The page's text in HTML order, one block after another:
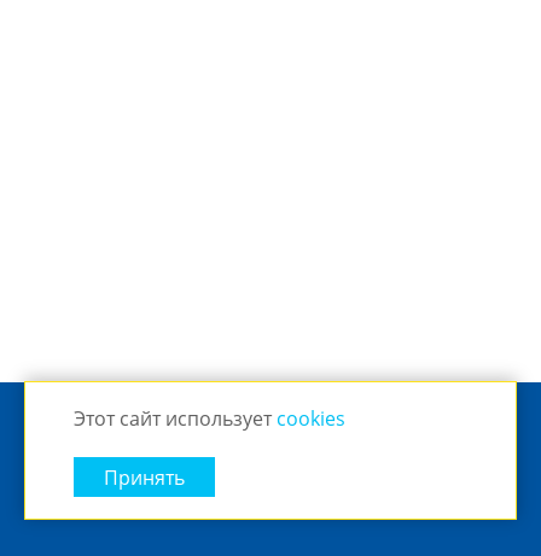
© 2026 Eskaro Russia
chevron_right
Этот сайт используетcookies
Принять